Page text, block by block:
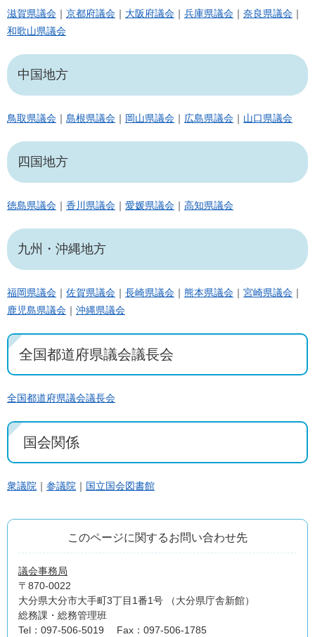
滋賀県議会 ｜ 京都府議会 ｜ 大阪府議会 ｜ 兵庫県議会 ｜ 奈良県議会 ｜
和歌山県議会
中国地方
鳥取県議会 ｜ 島根県議会 ｜ 岡山県議会 ｜ 広島県議会 ｜ 山口県議会
四国地方
徳島県議会 ｜ 香川県議会 ｜ 愛媛県議会 ｜ 高知県議会
九州・沖縄地方
福岡県議会 ｜ 佐賀県議会 ｜ 長崎県議会 ｜ 熊本県議会 ｜ 宮崎県議会 ｜
鹿児島県議会 ｜ 沖縄県議会
全国都道府県議会議長会
全国都道府県議会議長会
国会関係
衆議院 ｜ 参議院 ｜ 国立国会図書館
このページに関するお問い合わせ先
議会事務局
〒870-0022
大分県大分市大手町3丁目1番1号 （大分県庁舎新館）
総務課・総務管理班
Tel：097-506-5019
Fax：097-506-1785